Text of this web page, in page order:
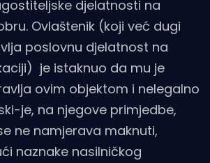
djelatnosti na
Ovlaštenik (koji već dugi
poslovnu djelatnost na
je istaknuo da mu je
ovim objektom i nelegalno
je, na njegove primjedbe,
ne namjerava maknuti,
naznake nasilničkog